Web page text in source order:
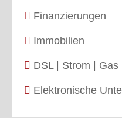
Finanzierungen
Immobilien
DSL | Strom | Gas
Elektronische